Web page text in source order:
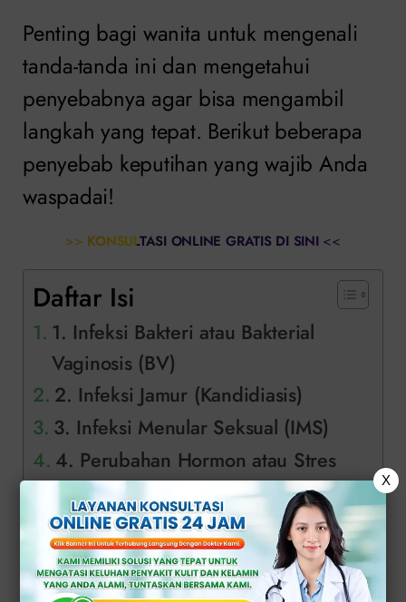
Penting bagi wanita untuk mengenali
tanda-tanda ini dan mengetahui
penyebabnya agar bisa mengambil
langkah yang tepat. Berikut beberapa
penyebab keputihan yang wajib Anda
waspadai!
>> KONSULTASI ONLINE GRATIS DI SINI <<
Daftar Isi
1. Infeksi Bakteri atau Bakterial
Vaginosis (BV)
2. Infeksi Jamur (Kandidiasis)
3. Infeksi Menular Seksual (IMS)
4. Perubahan Hormon atau Stres
5. Penggunaan Produk Pembersih
yang Kurang Tepat
Solusi Tepat Mengatasi Keputihan
Miss V di Klinik Apollo
X